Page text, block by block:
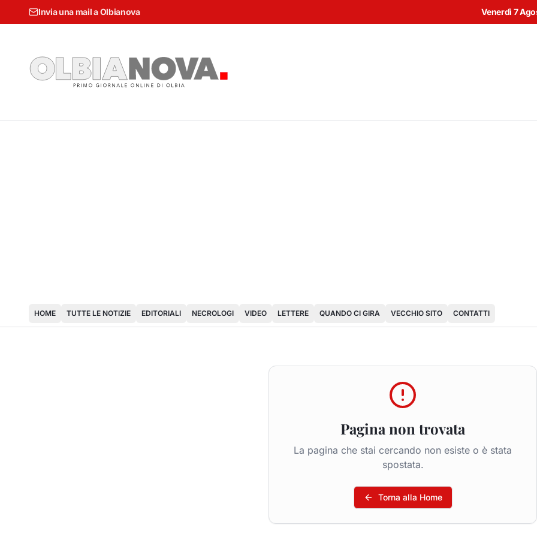
Invia una mail a Olbianova Venerdì 7
HOME TUTTE LE NOTIZIE EDITORIALI NECROLOGI VIDEO LETTERE QUANDO CI GIRA VECCHIO SITO CONTATTI
Pagina non trovata
La pagina che stai cercando non esiste o è stata
spostata.
Torna alla Home